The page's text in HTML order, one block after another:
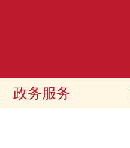
政务服务